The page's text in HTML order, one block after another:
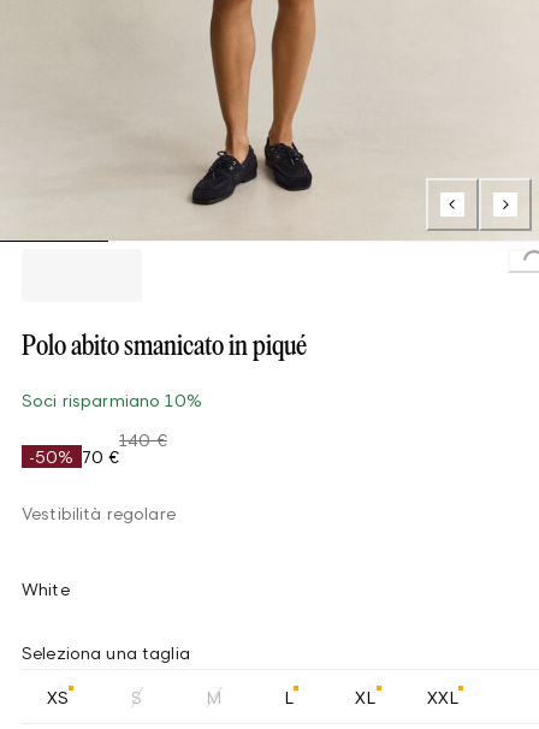
Polo abito smanicato in piqué
Soci risparmiano 10%
-50% 70 €
140 €
Vestibilità regolare
White
Seleziona una taglia
XS S M L XL XXL